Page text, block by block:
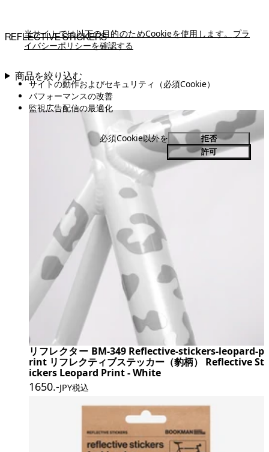
当サイトでは以下の目的のためCookieを使用します。 プラ
イバシーポリシーを確認する
サイトの動作およびセキュリティ（必須Cookie）
パフォーマンスの改善
監視広告配信の最適化
必須Cookie以外を
拒否
許可
REFLECTIVE STICKERS
商品を絞り込む
リフレクター BM-349 Reflective-stickers-leopard-p
rint リフレクティブステッカー（豹柄） Reflective St
ickers Leopard Print - White
1650.-JPY税込